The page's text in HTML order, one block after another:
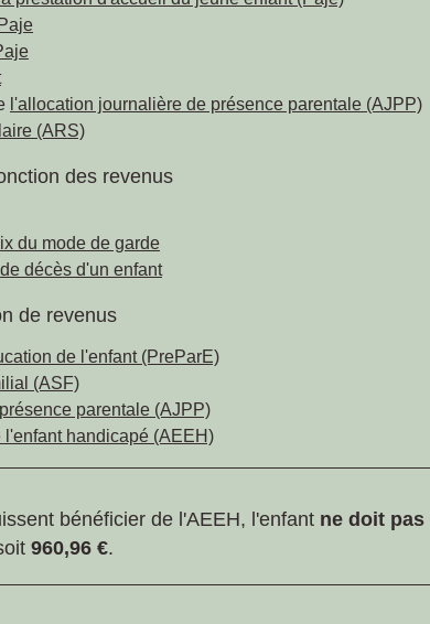
l'allocation journalière de présence parentale (AJPP)
(ARS)
des revenus
du mode de garde
décès d'un enfant
de revenus
de l'enfant (PreParE)
(ASF)
parentale (AJPP)
handicapé (AEEH)
bénéficier de l'AEEH, l'enfant ne doit pas
960,96 €.